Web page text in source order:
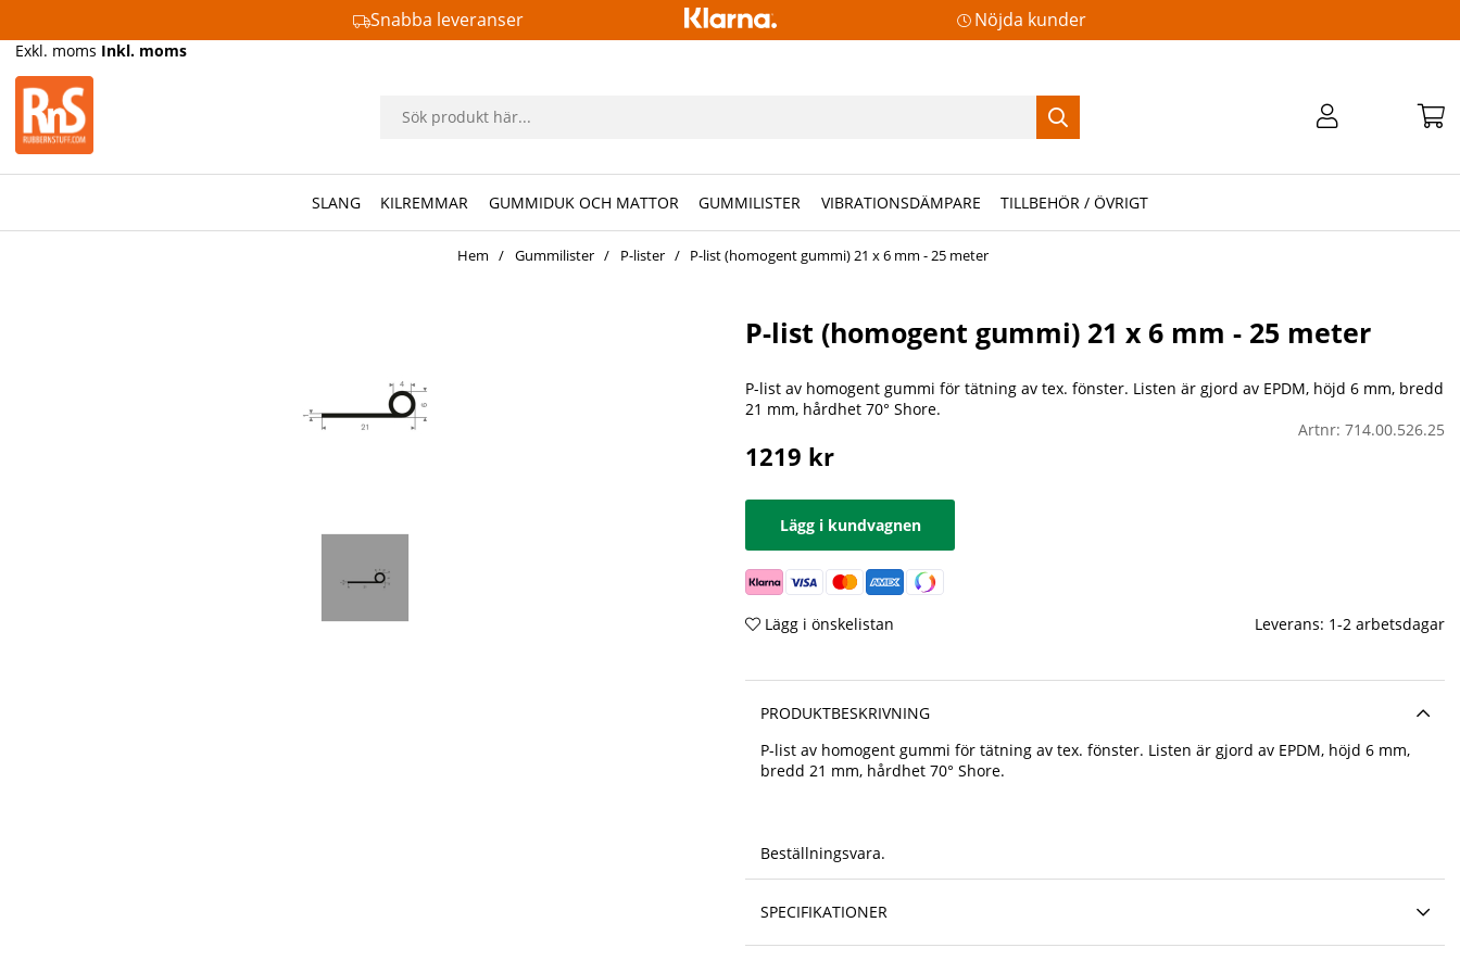
Snabba leveranser Nöjda kunder
Exkl. moms Inkl. moms
SLANG KILREMMAR GUMMIDUK OCH MATTOR GUMMILISTER VIBRATIONSDÄMPARE TILLBEHÖR / ÖVRIGT
Hem Gummilister P-lister P-list (homogent gummi) 21 x 6 mm - 25 meter
P-list (homogent gummi) 21 x 6 mm - 25 meter
P-list av homogent gummi för tätning av tex. fönster. Listen är gjord av EPDM, höjd 6 mm, bredd
21 mm, hårdhet 70° Shore.
Artnr: 714.00.526.25
1219 kr
Lägg i kundvagnen
Lägg i önskelistan Leverans: 1-2 arbetsdagar
PRODUKTBESKRIVNING
P-list av homogent gummi för tätning av tex. fönster. Listen är gjord av EPDM, höjd 6 mm,
bredd 21 mm, hårdhet 70° Shore.
Beställningsvara.
SPECIFIKATIONER